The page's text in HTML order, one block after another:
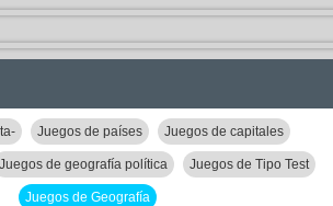
Juegos de países Juegos de capitales
Juegos de geografía política Juegos de Tipo Test
Juegos de Geografía